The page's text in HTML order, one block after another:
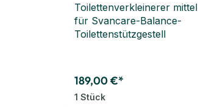
Toilettenverkleinerer mittel
für Svancare-Balance-
Toilettenstützgestell
189,00 €*
1 Stück